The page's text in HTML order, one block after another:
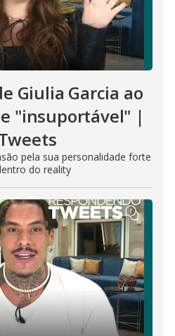
Giulia Garcia ao
"insuportável" |
pela sua personalidade forte
do reality